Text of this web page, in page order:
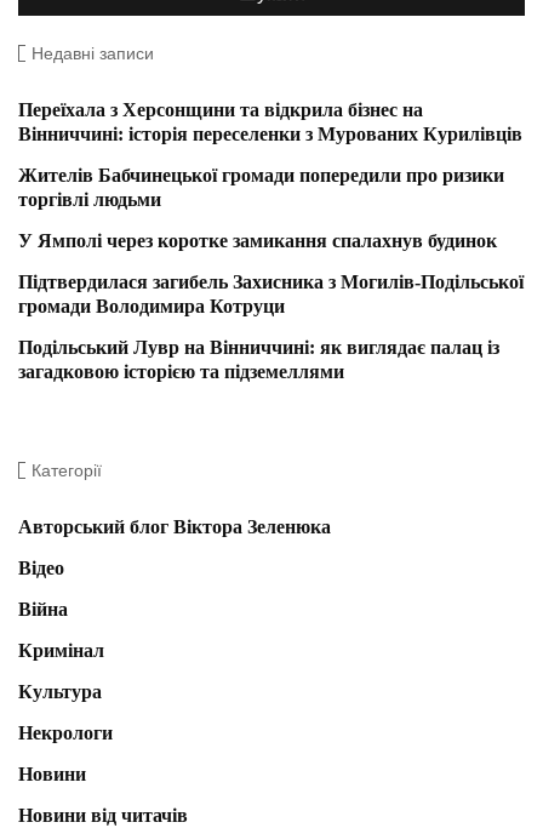
Недавні записи
Переїхала з Херсонщини та відкрила бізнес на
Вінниччині: історія переселенки з Мурованих Курилівців
Жителів Бабчинецької громади попередили про ризики
торгівлі людьми
У Ямполі через коротке замикання спалахнув будинок
Підтвердилася загибель Захисника з Могилів-Подільської
громади Володимира Котруци
Подільський Лувр на Вінниччині: як виглядає палац із
загадковою історією та підземеллями
Категорії
Авторський блог Віктора Зеленюка
Відео
Війна
Кримінал
Культура
Некрологи
Новини
Новини від читачів